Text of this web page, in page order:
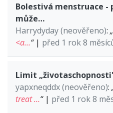
Bolestivá menstruace -
může…
Harrydyday (neověřeno): „
<a…“| před 1 rok 8
Limit
yapxneqddx (neověřeno):
treat …“| před 1 rok 8